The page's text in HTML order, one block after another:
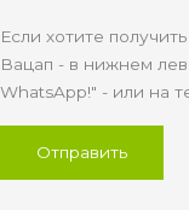
Если хотите
Вацап - в нижнем
WhatsApp!" - или на